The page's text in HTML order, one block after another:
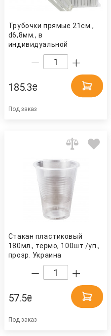
Трубочки прямые 21см.,
d6,8мм., в
индивидуальной
бумажной упаковке,
200шт., прозр. Украина
185.3₴
Под заказ
Стакан пластиковый
180мл., термо, 100шт./уп.,
прозр. Украина
57.5₴
Под заказ